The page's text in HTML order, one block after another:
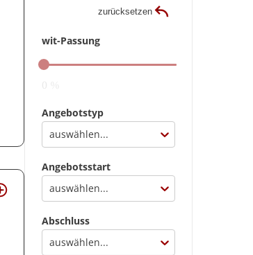
zurücksetzen
wit-Passung
Angebotstyp
auswählen...
Angebotsstart
auswählen...
Abschluss
auswählen...